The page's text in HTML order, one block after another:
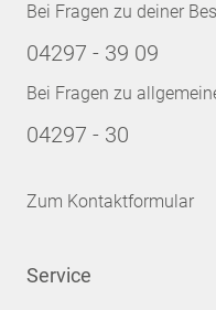
Bei Fragen zu deiner
04297 - 39 09
Bei Fragen zu
04297 - 30
Zum Kontaktformular
Service